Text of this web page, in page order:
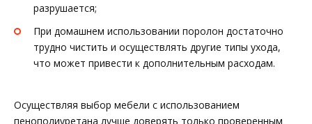
разрушается;
При домашнем использовании поролон достаточно
трудно чистить и осуществлять другие типы ухода,
что может привести к дополнительным расходам.
Осуществляя выбор мебели с использованием
пенополиуретана лучше доверять только проверенным